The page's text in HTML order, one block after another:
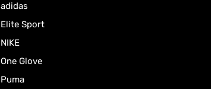
adidas
Elite Sport
NIKE
One Glove
Puma